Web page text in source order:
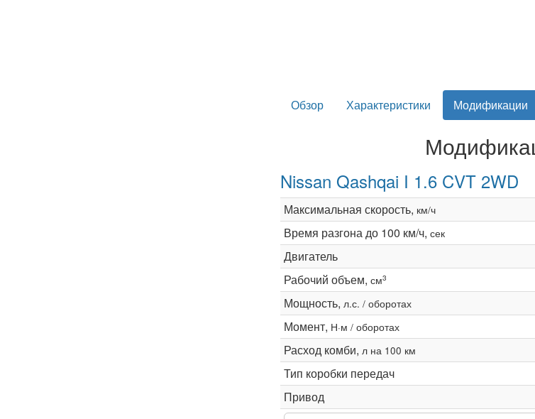
Обзор Характеристики Модификации
Nissan Qashqai I 1.6 CVT 2WD
Максимальная скорость, км/ч
Время разгона до 100 км/ч, сек
Двигатель
Рабочий объем, см3
Мощность, л.с. / оборотах
Момент, Н·м / оборотах
Расход комби, л на 100 км
Тип коробки передач
Привод